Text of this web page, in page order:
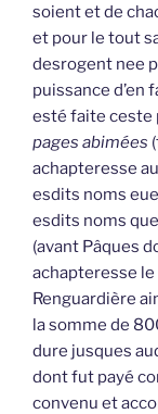
soient et de
et pour le tout
desrogent nee
puissance d’en
esté faite ceste
pages abimées
achapteresse
esdits noms
esdits noms
(avant Pâques
achapteresse
Renguardière
la somme de
dure jusques
dont fut payé
convenu et